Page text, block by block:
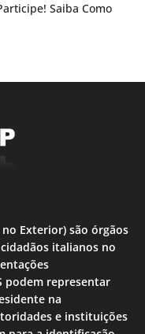
Saiba Como
no Exterior) são órgãos
italianos no
podem representar
na
e instituições